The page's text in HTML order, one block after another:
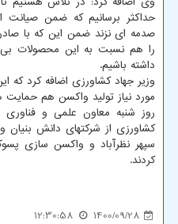
حداکثر برسانیم که ضمن صیانت
صدمه ای نزند ضمن این که با
را هم نسبت به این محصولات بی
داشته باشیم.
وزیر جهاد کشاورزی اضافه کرد که
مورد نیاز تولید واکسن هم
روز شنبه معاون علمی و
کشاورزی از شرکتهای دانش
سپهر نظرآباد و واکسن سازی
کردند.
1400/09/28
12:30:58